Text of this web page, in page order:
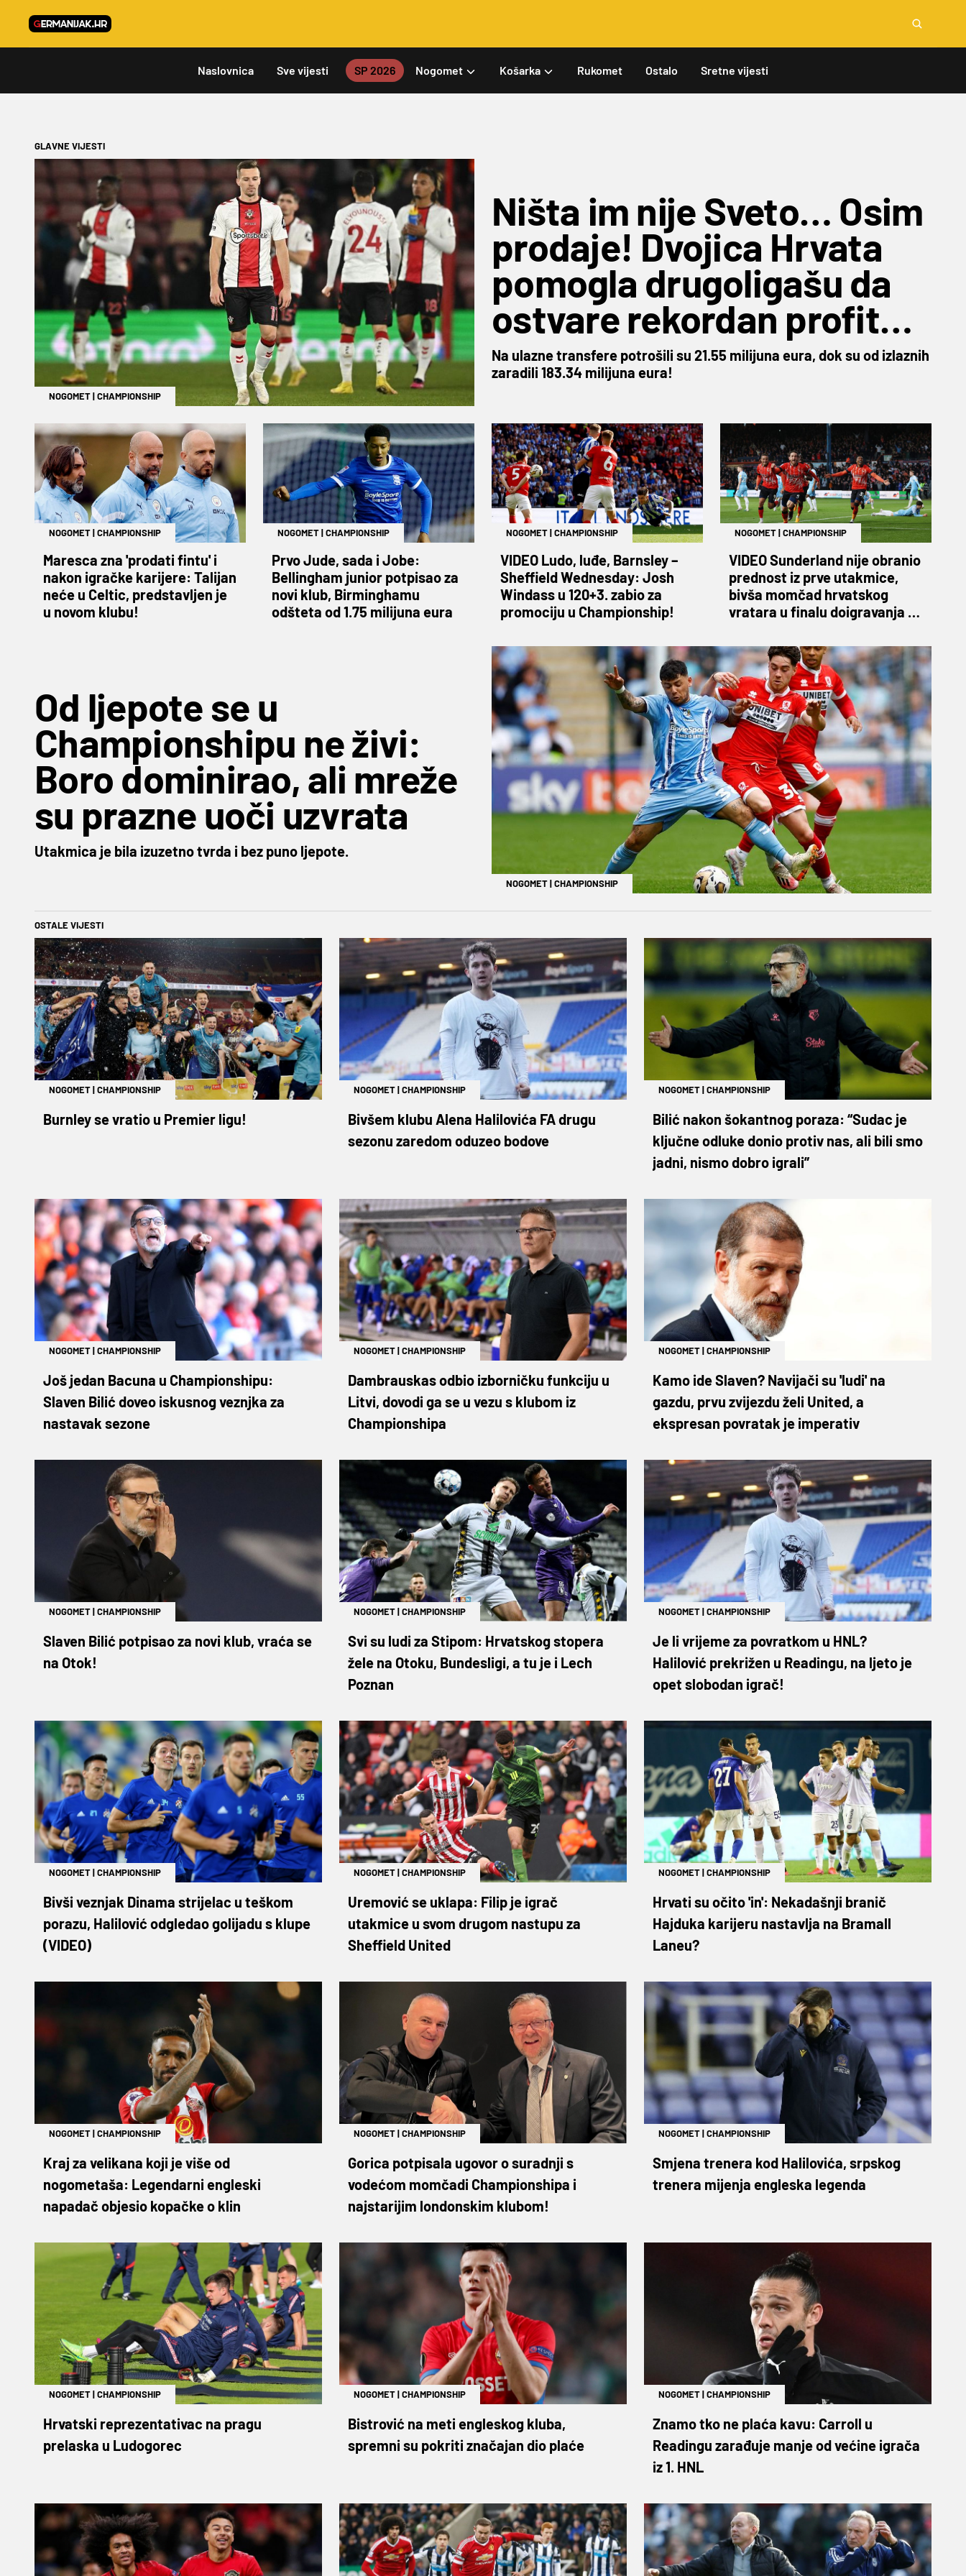
Naslovnica Sve vijesti SP 2026 Nogomet Košarka Rukomet Ostalo Sretne vijesti
GLAVNE VIJESTI
NOGOMET|CHAMPIONSHIP
Ništa im nije Sveto… Osim
prodaje! Dvojica Hrvata
pomogla drugoligašu da
ostvare rekordan profit
ovog ljeta!
Na ulazne transfere potrošili su 21.55 milijuna eura, dok su od izlaznih
zaradili 183.34 milijuna eura!
NOGOMET|CHAMPIONSHIP
Maresca zna 'prodati fintu' i
nakon igračke karijere: Talijan
neće u Celtic, predstavljen je
u novom klubu!
NOGOMET|CHAMPIONSHIP
Prvo Jude, sada i Jobe:
Bellingham junior potpisao za
novi klub, Birminghamu
odšteta od 1.75 milijuna eura
NOGOMET|CHAMPIONSHIP
VIDEO Ludo, luđe, Barnsley –
Sheffield Wednesday: Josh
Windass u 120+3. zabio za
promociju u Championship!
NOGOMET|CHAMPIONSHIP
VIDEO Sunderland nije obranio
prednost iz prve utakmice,
bivša momčad hrvatskog
vratara u finalu doigravanja za
NOGOMET|CHAMPIONSHIP
Od ljepote se u
Championshipu ne živi:
Boro dominirao, ali mreže
su prazne uoči uzvrata
Utakmica je bila izuzetno tvrda i bez puno ljepote.
OSTALE VIJESTI
NOGOMET|CHAMPIONSHIP
Burnley se vratio u Premier ligu!
NOGOMET|CHAMPIONSHIP
Bivšem klubu Alena Halilovića FA drugu
sezonu zaredom oduzeo bodove
NOGOMET|CHAMPIONSHIP
Bilić nakon šokantnog poraza: “Sudac je
ključne odluke donio protiv nas, ali bili smo
jadni, nismo dobro igrali”
NOGOMET|CHAMPIONSHIP
Još jedan Bacuna u Championshipu:
Slaven Bilić doveo iskusnog veznjka za
nastavak sezone
NOGOMET|CHAMPIONSHIP
Dambrauskas odbio izborničku funkciju u
Litvi, dovodi ga se u vezu s klubom iz
Championshipa
NOGOMET|CHAMPIONSHIP
Kamo ide Slaven? Navijači su 'ludi' na
gazdu, prvu zvijezdu želi United, a
ekspresan povratak je imperativ
NOGOMET|CHAMPIONSHIP
Slaven Bilić potpisao za novi klub, vraća se
na Otok!
NOGOMET|CHAMPIONSHIP
Svi su ludi za Stipom: Hrvatskog stopera
žele na Otoku, Bundesligi, a tu je i Lech
Poznan
NOGOMET|CHAMPIONSHIP
Je li vrijeme za povratkom u HNL?
Halilović prekrižen u Readingu, na ljeto je
opet slobodan igrač!
NOGOMET|CHAMPIONSHIP
Bivši veznjak Dinama strijelac u teškom
porazu, Halilović odgledao golijadu s klupe
(VIDEO)
NOGOMET|CHAMPIONSHIP
Uremović se uklapa: Filip je igrač
utakmice u svom drugom nastupu za
Sheffield United
NOGOMET|CHAMPIONSHIP
Hrvati su očito 'in': Nekadašnji branič
Hajduka karijeru nastavlja na Bramall
Laneu?
NOGOMET|CHAMPIONSHIP
Kraj za velikana koji je više od
nogometaša: Legendarni engleski
napadač objesio kopačke o klin
NOGOMET|CHAMPIONSHIP
Gorica potpisala ugovor o suradnji s
vodećom momčadi Championshipa i
najstarijim londonskim klubom!
NOGOMET|CHAMPIONSHIP
Smjena trenera kod Halilovića, srpskog
trenera mijenja engleska legenda
NOGOMET|CHAMPIONSHIP
Hrvatski reprezentativac na pragu
prelaska u Ludogorec
NOGOMET|CHAMPIONSHIP
Bistrović na meti engleskog kluba,
spremni su pokriti značajan dio plaće
NOGOMET|CHAMPIONSHIP
Znamo tko ne plaća kavu: Carroll u
Readingu zarađuje manje od većine igrača
iz 1. HNL